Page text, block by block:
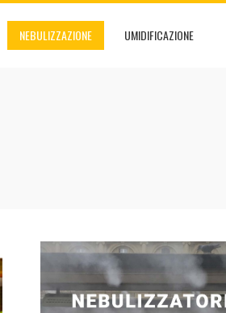
NEBULIZZAZIONE UMIDIFICAZIONE